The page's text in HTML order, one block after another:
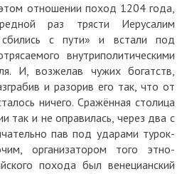
отношении поход 1204 года,
раз трясти Иерусалим
сбились с пути» и встали под
внутриполитическими
И, возжелав чужих богатств,
и разорив его так, что от
ничего. Сражённая столица
так и не оправилась, через два с
пав под ударами турок-
организатором того этно-
похода был венецианский